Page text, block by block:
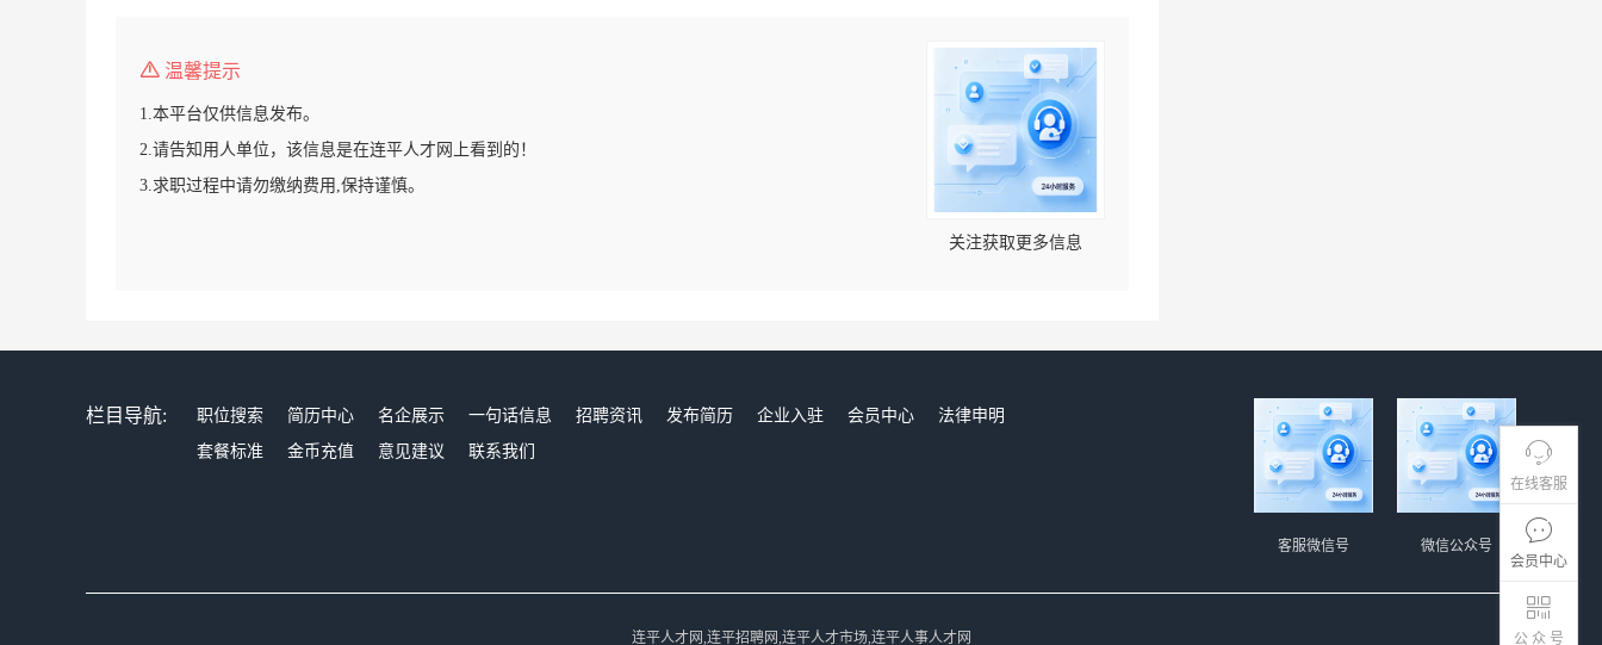
在线客服
会员中心
公 众 号
温馨提示
1.本平台仅供信息发布。
2.请告知用人单位，该信息是在连平人才网上看到的！
3.求职过程中请勿缴纳费用,保持谨慎。
关注获取更多信息
栏目导航: 职位搜索 简历中心 名企展示 一句话信息 招聘资讯 发布简历 企业入驻 会员中心
法律申明
套餐标准
金币充值 意见建议 联系我们
微信公众号
客服微信号
连平人才网,连平招聘网,连平人才市场,连平人事人才网